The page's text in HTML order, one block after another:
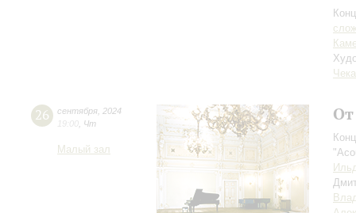
26 сентября 2024
19:00 Чт
Малый зал